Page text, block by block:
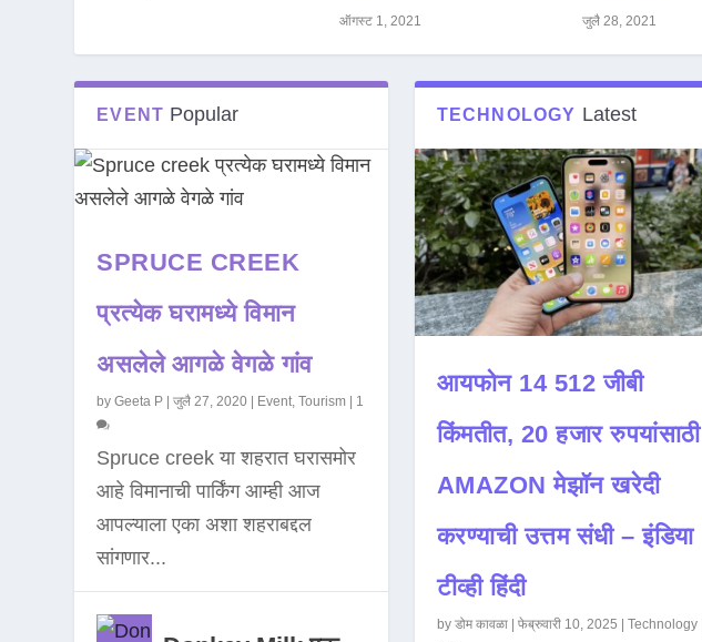
ऑगस्ट 1, 2021 जुलै 28, 2021
EVENT Popular
SPRUCE CREEK
प्रत्येक घरामध्ये विमान
असलेले आगळे वेगळे गांव
byGeeta P |जुलै 27, 2020 | Event ,Tourism | 1
Spruce creek या शहरात घरासमोर
आहे विमानाची पार्किंग आम्ही आज
आपल्याला एका अशा शहराबद्दल
सांगणार...
TECHNOLOGY Latest
आयफोन 14 512 जीबी
किंमतीत, 20 हजार रुपयांसाठी
AMAZON मेझॉन खरेदी
करण्याची उत्तम संधी – इंडिया
टीव्ही हिंदी
by डोम कावळा| फेब्रुवारी 10, 2025 Technology|